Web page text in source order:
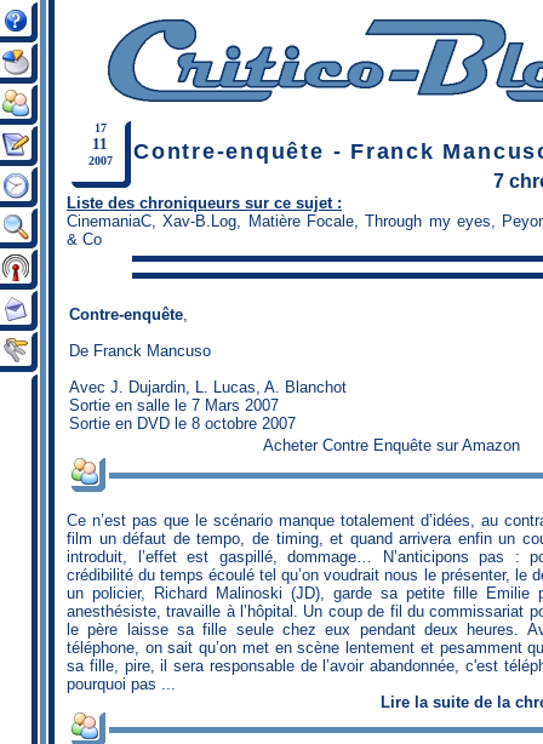
17
11
2007 Contre-enquête - Franck
7
Liste des chroniqueurs sur ce sujet :
CinemaniaC,Xav-B.Log, Matière Focale,Through my eyes,
& Co
Contre-enquête,
De Franck Mancuso
Avec J. Dujardin, L. Lucas, A. Blanchot
Sortie en salle le 7 Mars 2007
Sortie en DVD le 8 octobre 2007
Acheter Contre Enquête sur Amazon
Ce n’est pas que le scénario manque totalement d’idées, au
film un défaut de tempo, de timing, et quand arrivera enfin un
introduit, l’effet est gaspillé, dommage… N’anticipons pas :
crédibilité du temps écoulé tel qu’on voudrait nous le présenter, le
un policier, Richard Malinoski (JD), garde sa petite fille Emilie
anesthésiste, travaille à l’hôpital. Un coup de fil du commissariat
le père laisse sa fille seule chez eux pendant deux heures.
téléphone, on sait qu’on met en scène lentement et pesamment
sa fille, pire, il sera responsable de l’avoir abandonnée, c'est
pourquoi pas ...
Lire la suite de la